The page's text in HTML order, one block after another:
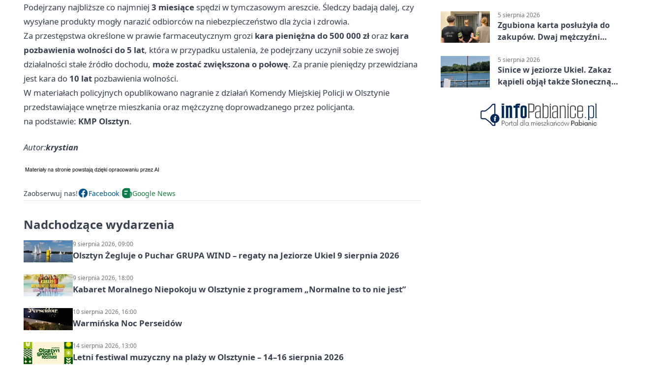
Podejrzany najbliższe co najmniej 3 miesiące spędzi w tymczasowym areszcie. Śledczy badają dalej, czy
wysyłane produkty mogły narazić odbiorców na niebezpieczeństwo dla życia i zdrowia.
Za przestępstwa określone w prawie farmaceutycznym grozi kara pieniężna do 500 000 zł oraz kara
pozbawienia wolności do 5 lat, która w przypadku ustalenia, że podejrzany uczynił sobie ze swojej
działalności stałe źródło dochodu, może zostać zwiększona o połowę. Za pranie pieniędzy przewidziana
jest kara do 10 lat pozbawienia wolności.
W materiałach policyjnych opublikowano nagranie z działań Komendy Miejskiej Policji w Olsztynie
przedstawiające wnętrze mieszkania oraz mężczyznę doprowadzanego przez policjanta.
na podstawie: KMP Olsztyn.
Autor:krystian
Zaobserwuj nas! Facebook Google News
Nadchodzące wydarzenia
9 sierpnia 2026, 09:00
Olsztyn Żegluje o Puchar GRUPA WIND – regaty na Jeziorze Ukiel 9 sierpnia 2026
9 sierpnia 2026, 18:00
Kabaret Moralnego Niepokoju w Olsztynie z programem „Normalne to to nie jest”
10 sierpnia 2026, 16:00
Warmińska Noc Perseidów
14 sierpnia 2026, 13:00
Letni festiwal muzyczny na plaży w Olsztynie – 14–16 sierpnia 2026
5 sierpnia 2026
Zgubiona karta posłużyła do
zakupów. Dwaj mężczyźni
5 sierpnia 2026
Sinice w jeziorze Ukiel. Zakaz
kąpieli objął także Słoneczną